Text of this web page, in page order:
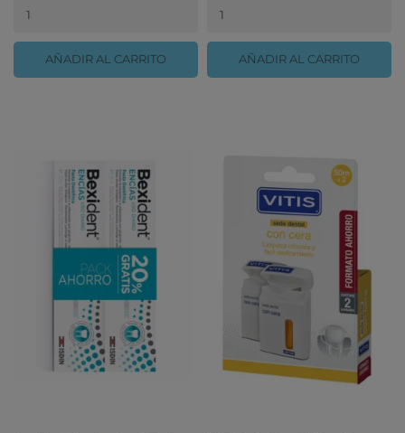
AÑADIR AL CARRITO AÑADIR AL CARRITO